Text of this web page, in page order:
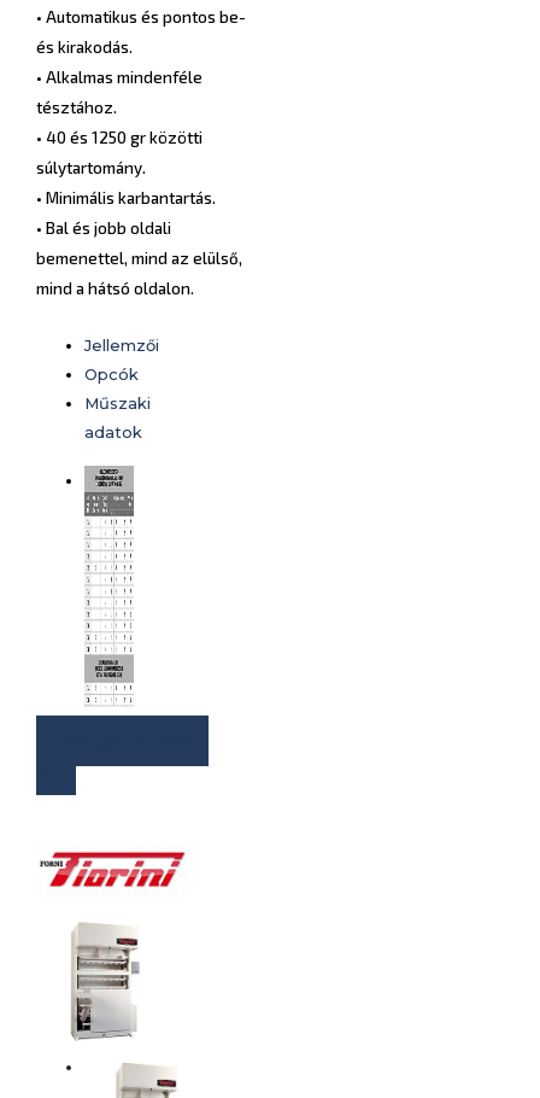
• Automatikus és pontos be-
és kirakodás.
• Alkalmas mindenféle
tésztához.
• 40 és 1250 gr közötti
súlytartomány.
• Minimális karbantartás.
• Bal és jobb oldali
bemenettel, mind az elülső,
mind a hátsó oldalon.
Jellemzői
Opcók
Műszaki
adatok